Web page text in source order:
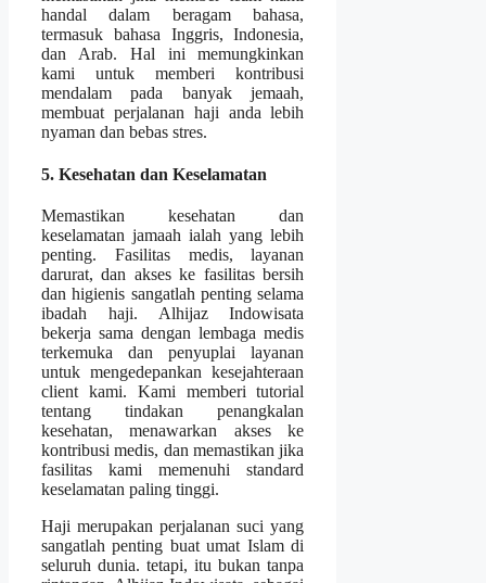
handal dalam beragam bahasa,
termasuk bahasa Inggris, Indonesia,
dan Arab. Hal ini memungkinkan
kami untuk memberi kontribusi
mendalam pada banyak jemaah,
membuat perjalanan haji anda lebih
nyaman dan bebas stres.
5. Kesehatan dan Keselamatan
Memastikan kesehatan dan
keselamatan jamaah ialah yang lebih
penting. Fasilitas medis, layanan
darurat, dan akses ke fasilitas bersih
dan higienis sangatlah penting selama
ibadah haji. Alhijaz Indowisata
bekerja sama dengan lembaga medis
terkemuka dan penyuplai layanan
untuk mengedepankan kesejahteraan
client kami. Kami memberi tutorial
tentang tindakan penangkalan
kesehatan, menawarkan akses ke
kontribusi medis, dan memastikan jika
fasilitas kami memenuhi standard
keselamatan paling tinggi.
Haji merupakan perjalanan suci yang
sangatlah penting buat umat Islam di
seluruh dunia. tetapi, itu bukan tanpa